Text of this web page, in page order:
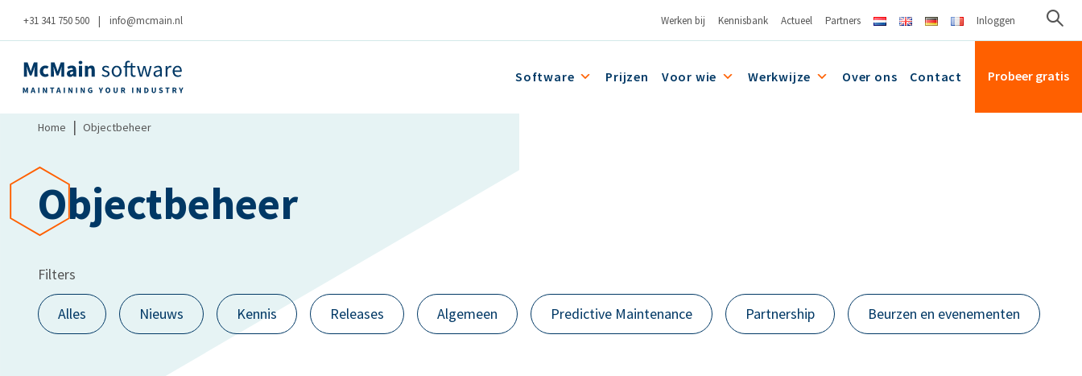
+31 341 750 500 | info@mcmain.nl Werken bij Kennisbank Actueel Partners Inloggen
Software Prijzen Voor wie Werkwijze Over ons Contact Probeer gratis
Home | Objectbeheer
Objectbeheer
Filters
Alles Nieuws Kennis Releases Algemeen Predictive Maintenance Partnership Beurzen en evenementen